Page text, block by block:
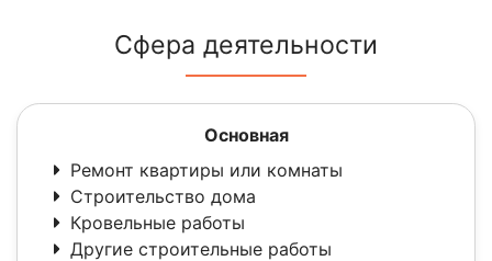
Сфера деятельности
Основная
Ремонт квартиры или комнаты
Строительство дома
Кровельные работы
Другие строительные работы